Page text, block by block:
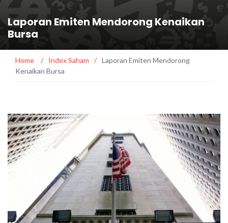
Laporan Emiten Mendorong Kenaikan
Bursa
Home / Index Saham / Laporan Emiten Mendorong
Kenaikan Bursa